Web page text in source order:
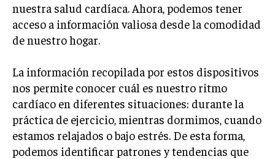
nuestra salud cardíaca. Ahora, podemos tener
acceso a información valiosa desde la comodidad
de nuestro hogar.
La información recopilada por estos dispositivos
nos permite conocer cuál es nuestro ritmo
cardíaco en diferentes situaciones: durante la
práctica de ejercicio, mientras dormimos, cuando
estamos relajados o bajo estrés. De esta forma,
podemos identificar patrones y tendencias que